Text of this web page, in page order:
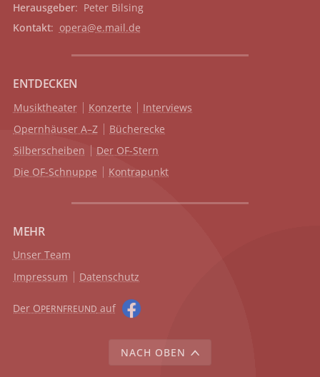
Herausgeber: Peter Bilsing
Kontakt: opera@e.mail.de
ENTDECKEN
Musiktheater Konzerte
Interviews
Opernhäuser A–Z
Bücherecke
Silberscheiben
Der OF-Stern
Die OF-Schnuppe
Kontrapunkt
MEHR
Unser Team
Impressum
Datenschutz
Der OPERNFREUND auf
NACH OBEN